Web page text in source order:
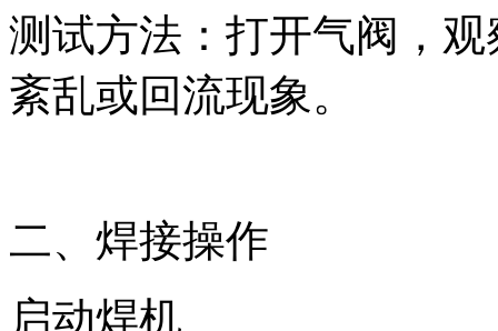
测试方法：打开气阀，
紊乱或回流现象。
二、焊接操作
启动焊机